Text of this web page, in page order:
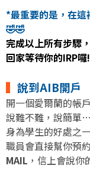
*最重要的是，在
🤣🤣
完成以上所有步驟
回家等待你的IRP
▍ 說到AIB開戶
開一個愛爾蘭的帳
說難不難，說簡單
身為學生的好處之
職員會直接幫你預
MAIL ，信上會說